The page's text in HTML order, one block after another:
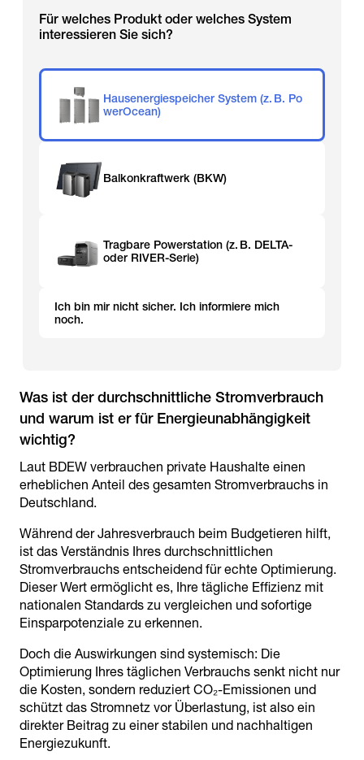
Für welches Produkt oder welches System
interessieren Sie sich?
Hausenergiespeicher System (z. B. Po
werOcean)
Balkonkraftwerk (BKW)
Tragbare Powerstation (z. B. DELTA-
oder RIVER-Serie)
Ich bin mir nicht sicher. Ich informiere mich
noch.
Was ist der durchschnittliche Stromverbrauch
und warum ist er für Energieunabhängigkeit
Laut BDEW verbrauchen private Haushalte einen
erheblichen Anteil des gesamten Stromverbrauchs in
Deutschland.
Während der Jahresverbrauch beim Budgetieren hilft,
ist das Verständnis Ihres durchschnittlichen
Stromverbrauchs entscheidend für echte Optimierung.
Dieser Wert ermöglicht es, Ihre tägliche Effizienz mit
nationalen Standards zu vergleichen und sofortige
Einsparpotenziale zu erkennen.
Doch die Auswirkungen sind systemisch: Die
Optimierung Ihres täglichen Verbrauchs senkt nicht nur
die Kosten, sondern reduziert CO₂-Emissionen und
schützt das Stromnetz vor Überlastung, ist also ein
direkter Beitrag zu einer stabilen und nachhaltigen
Energiezukunft.